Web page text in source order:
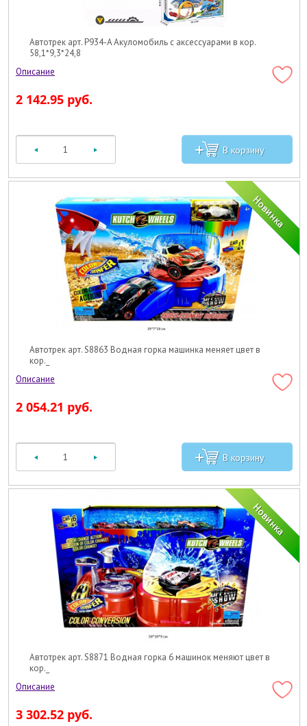
Автотрек арт. P934-A Акуломобиль с аксессуарами в кор.
58,1*9,3*24,8
2 142.95 руб.
Автотрек арт. S8863 Водная горка машинка меняет цвет в
кор._
2 054.21 руб.
Автотрек арт. S8871 Водная горка 6 машинок меняют цвет в
кор._
3 302.52 руб.